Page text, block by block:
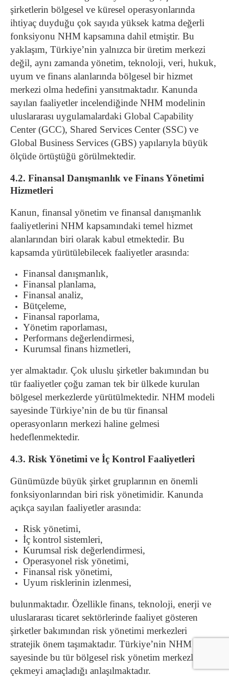
şirketlerin bölgesel ve küresel operasyonlarında
ihtiyaç duyduğu çok sayıda yüksek katma değerli
fonksiyonu NHM kapsamına dahil etmiştir. Bu
yaklaşım, Türkiye’nin yalnızca bir üretim merkezi
değil, aynı zamanda yönetim, teknoloji, veri, hukuk,
uyum ve finans alanlarında bölgesel bir hizmet
merkezi olma hedefini yansıtmaktadır. Kanunda
sayılan faaliyetler incelendiğinde NHM modelinin
uluslararası uygulamalardaki Global Capability
Center (GCC), Shared Services Center (SSC) ve
Global Business Services (GBS) yapılarıyla büyük
ölçüde örtüştüğü görülmektedir.
4.2. Finansal Danışmanlık ve Finans Yönetimi
Hizmetleri
Kanun, finansal yönetim ve finansal danışmanlık
faaliyetlerini NHM kapsamındaki temel hizmet
alanlarından biri olarak kabul etmektedir. Bu
kapsamda yürütülebilecek faaliyetler arasında:
Finansal danışmanlık,
Finansal planlama,
Finansal analiz,
Bütçeleme,
Finansal raporlama,
Yönetim raporlaması,
Performans değerlendirmesi,
Kurumsal finans hizmetleri,
yer almaktadır. Çok uluslu şirketler bakımından bu
tür faaliyetler çoğu zaman tek bir ülkede kurulan
bölgesel merkezlerde yürütülmektedir. NHM modeli
sayesinde Türkiye’nin de bu tür finansal
operasyonların merkezi haline gelmesi
hedeflenmektedir.
4.3. Risk Yönetimi ve İç Kontrol Faaliyetleri
Günümüzde büyük şirket gruplarının en önemli
fonksiyonlarından biri risk yönetimidir. Kanunda
açıkça sayılan faaliyetler arasında:
Risk yönetimi,
İç kontrol sistemleri,
Kurumsal risk değerlendirmesi,
Operasyonel risk yönetimi,
Finansal risk yönetimi,
Uyum risklerinin izlenmesi,
bulunmaktadır. Özellikle finans, teknoloji, enerji ve
uluslararası ticaret sektörlerinde faaliyet gösteren
şirketler bakımından risk yönetimi merkezleri
stratejik önem taşımaktadır. Türkiye’nin NHM rejimi
sayesinde bu tür bölgesel risk yönetim merkezlerini
çekmeyi amaçladığı anlaşılmaktadır.